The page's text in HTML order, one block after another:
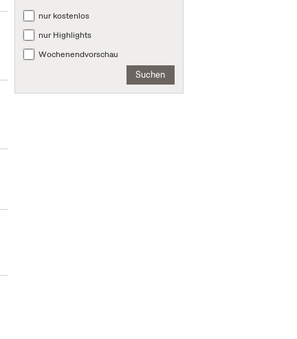
nur kostenlos
nur Highlights
Wochenendvorschau
Suchen